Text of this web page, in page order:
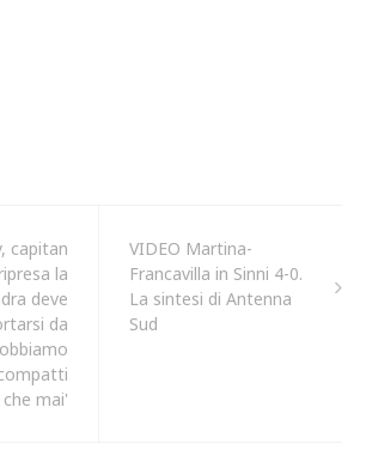
capitan
la
deve
da
che mai'
VIDEO Martina-
Francavilla in Sinni 4-0.
La sintesi di Antenna
Sud